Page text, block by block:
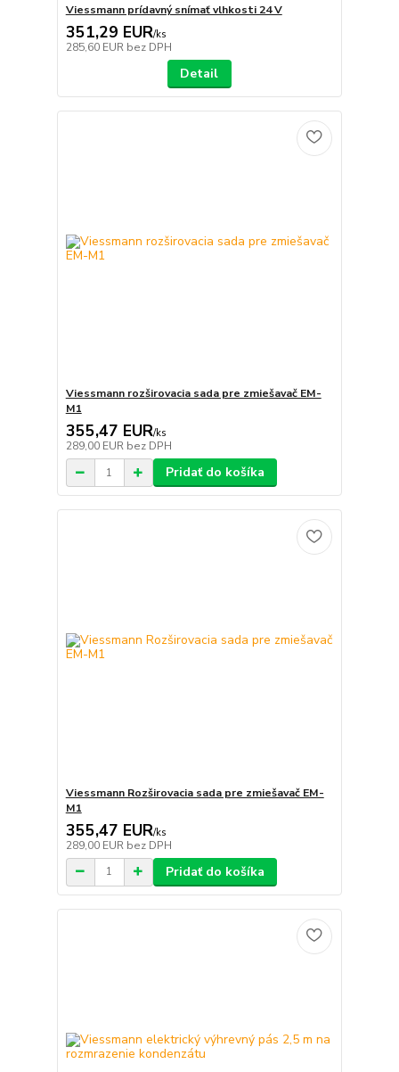
Viessmann prídavný snímať vlhkosti 24 V
351,29 EUR/ks
285,60 EUR bez DPH
Detail
Viessmann rozširovacia sada pre zmiešavač EM-
M1
355,47 EUR/ks
289,00 EUR bez DPH
Pridať do košíka
Viessmann Rozširovacia sada pre zmiešavač EM-
M1
355,47 EUR/ks
289,00 EUR bez DPH
Pridať do košíka